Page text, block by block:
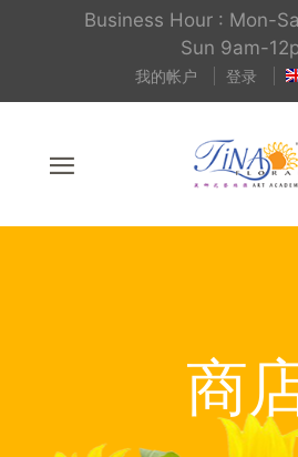
Business Hour : Mon-
Sun 9am-
我的帐户 登录
商